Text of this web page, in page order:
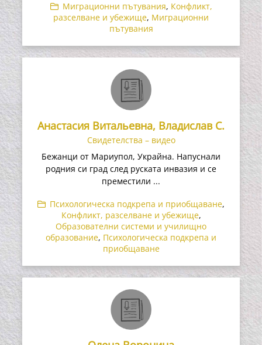
Миграционни пътувания, Конфликт,
разселване и убежище, Миграционни
пътувания
Анастасия Витальевна, Владислав С.
Свидетелства – видео
Бежанци от Мариупол, Украйна. Напуснали
родния си град след руската инвазия и се
преместили ...
Психологическа подкрепа и приобщаване,
Конфликт, разселване и убежище,
Образователни системи и училищно
образование, Психологическа подкрепа и
приобщаване